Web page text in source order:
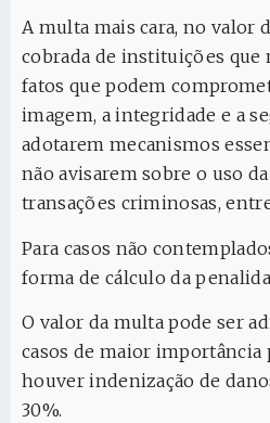
A multa mais cara, no valor
cobrada de instituições que
fatos que podem
imagem, a integridade e a
adotarem mecanismos
não avisarem sobre o uso
transações criminosas,
Para casos não
forma de cálculo da
O valor da multa pode ser
casos de maior importância
houver indenização de
30%.